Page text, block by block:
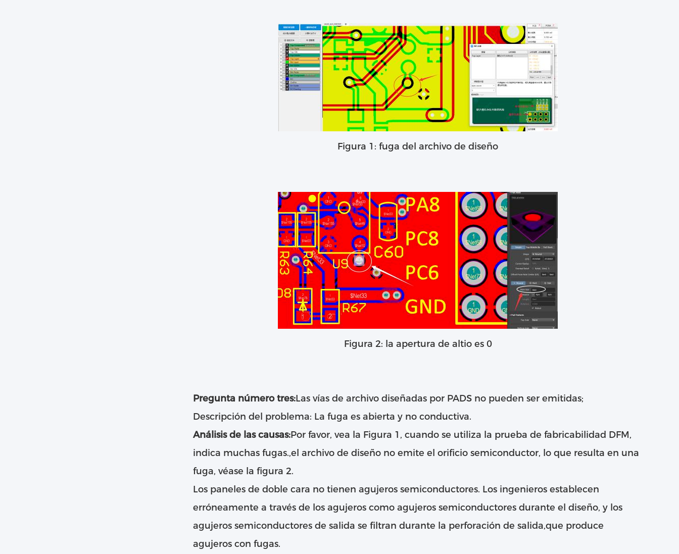
Figura 1: fuga del archivo de diseño
Figura 2: la apertura de altio es 0
Pregunta número tres:Las vías de archivo diseñadas por PADS no pueden ser emitidas;
Descripción del problema: La fuga es abierta y no conductiva.
Análisis de las causas:Por favor, vea la Figura 1, cuando se utiliza la prueba de fabricabilidad DFM,
indica muchas fugas.,el archivo de diseño no emite el orificio semiconductor, lo que resulta en una
fuga, véase la figura 2.
Los paneles de doble cara no tienen agujeros semiconductores. Los ingenieros establecen
erróneamente a través de los agujeros como agujeros semiconductores durante el diseño, y los
agujeros semiconductores de salida se filtran durante la perforación de salida,que produce
agujeros con fugas.